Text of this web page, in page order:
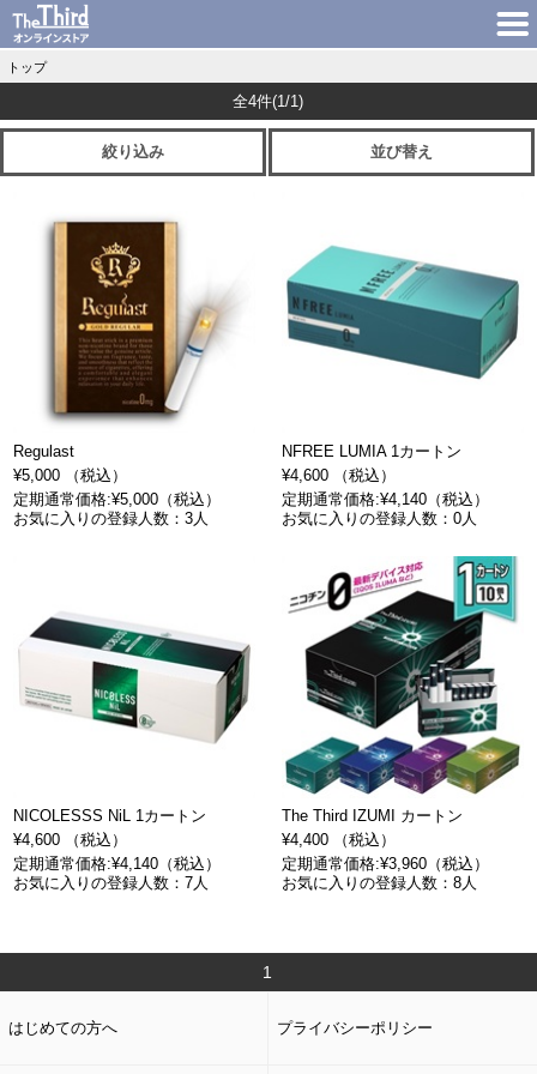
トップ
全4件(1/1)
絞り込み 並び替え
Regulast
¥5,000 （税込）
定期通常価格:¥5,000（税込）
お気に入りの登録人数：3人
NFREE LUMIA 1カートン
¥4,600 （税込）
定期通常価格:¥4,140（税込）
お気に入りの登録人数：0人
NICOLESSS NiL 1カートン
¥4,600 （税込）
定期通常価格:¥4,140（税込）
お気に入りの登録人数：7人
The Third IZUMI カートン
¥4,400 （税込）
定期通常価格:¥3,960（税込）
お気に入りの登録人数：8人
1
はじめての方へ プライバシーポリシー